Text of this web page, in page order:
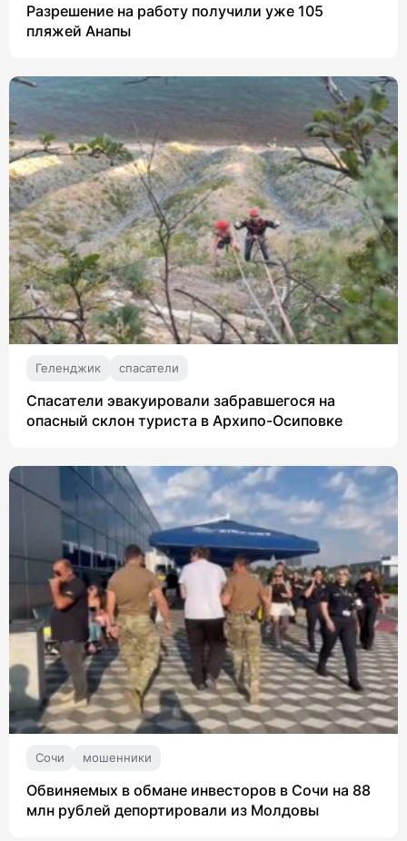
Разрешение на работу получили уже 105
пляжей Анапы
Геленджик спасатели
Спасатели эвакуировали забравшегося на
опасный склон туриста в Архипо-Осиповке
Сочи мошенники
Обвиняемых в обмане инвесторов в Сочи на 88
млн рублей депортировали из Молдовы